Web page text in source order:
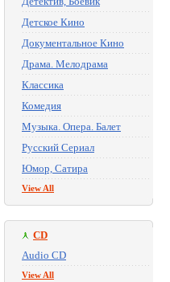
Детское Кино
Документальное Кино
Драма. Мелодрама
Классика
Комедия
Музыка. Опера. Балет
Русский Сериал
Юмор, Сатира
View All
CD
Audio CD
View All